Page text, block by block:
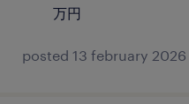
万円
posted 13 february 2026